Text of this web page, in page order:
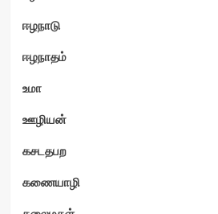
ஈழநாடு
ஈழநாதம்
உமா
ஊழியன்
கசடதபற
கணையாழி